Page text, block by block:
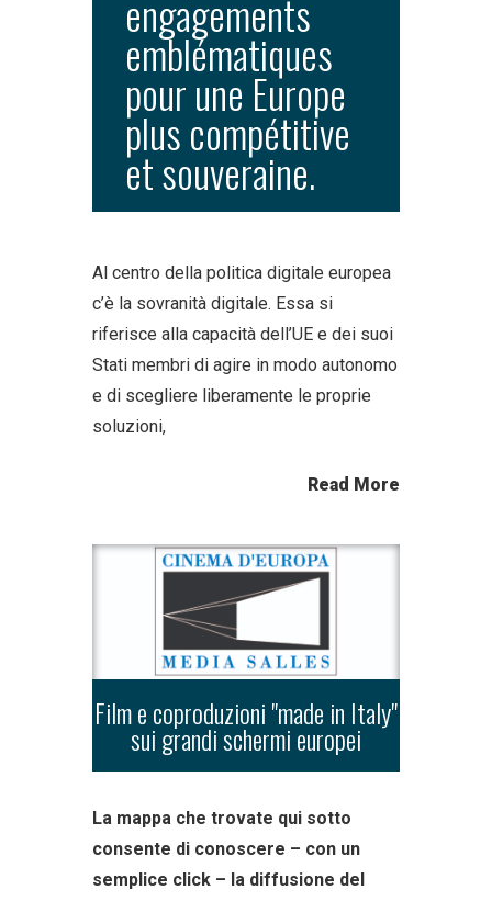
engagements
emblématiques
pour une Europe
plus compétitive
et souveraine.
Al centro della politica digitale europea
c’è la sovranità digitale. Essa si
riferisce alla capacità dell’UE e dei suoi
Stati membri di agire in modo autonomo
e di scegliere liberamente le proprie
soluzioni,
Read More
Film e coproduzioni "made in Italy"
sui grandi schermi europei
La mappa che trovate qui sotto
consente di conoscere – con un
semplice click – la diffusione del